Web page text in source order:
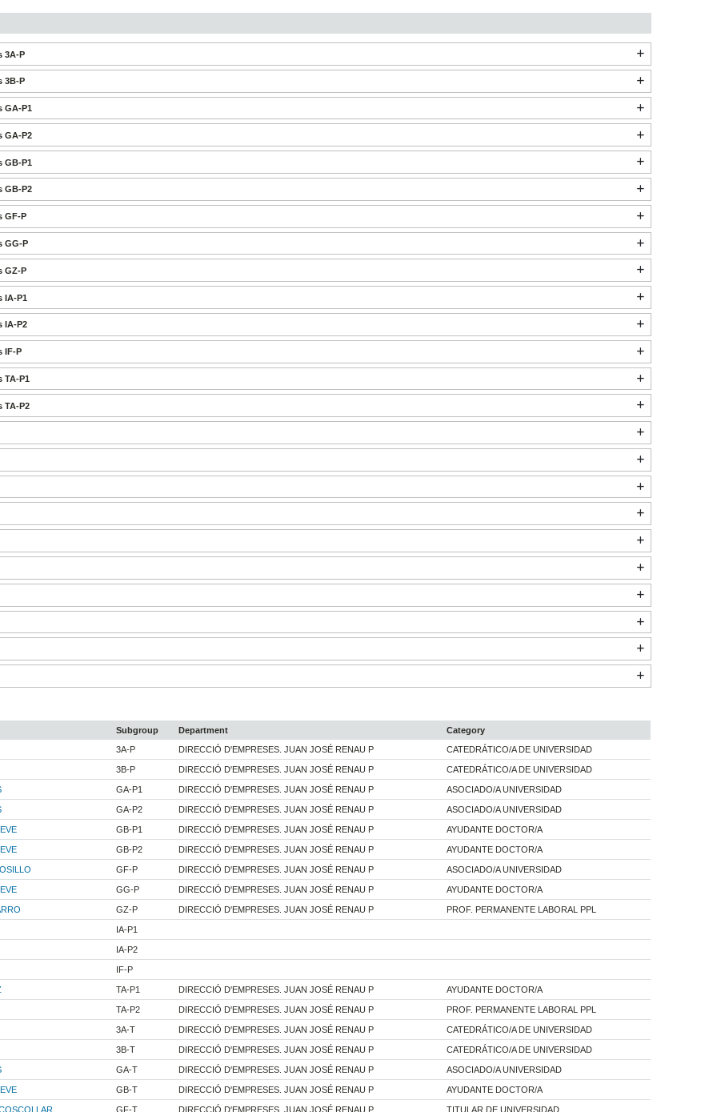
3A-P
3B-P
GA-P1
GA-P2
GB-P1
GB-P2
GF-P
GG-P
GZ-P
IA-P1
IA-P2
IF-P
TA-P1
TA-P2
Subgroup Department
Category
3A-P DIRECCIÓ D'EMPRESES. JUAN JOSÉ RENAU P CATEDRÁTICO/A DE UNIVERSIDAD
3B-P DIRECCIÓ D'EMPRESES. JUAN JOSÉ RENAU P CATEDRÁTICO/A DE UNIVERSIDAD
GA-P1 DIRECCIÓ D'EMPRESES. JUAN JOSÉ RENAU P ASOCIADO/A UNIVERSIDAD
GA-P2 DIRECCIÓ D'EMPRESES. JUAN JOSÉ RENAU P ASOCIADO/A UNIVERSIDAD
GB-P1 DIRECCIÓ D'EMPRESES. JUAN JOSÉ RENAU P AYUDANTE DOCTOR/A
GB-P2 DIRECCIÓ D'EMPRESES. JUAN JOSÉ RENAU P AYUDANTE DOCTOR/A
GF-P DIRECCIÓ D'EMPRESES. JUAN JOSÉ RENAU P ASOCIADO/A UNIVERSIDAD
GG-P DIRECCIÓ D'EMPRESES. JUAN JOSÉ RENAU P AYUDANTE DOCTOR/A
GZ-P DIRECCIÓ D'EMPRESES. JUAN JOSÉ RENAU P PROF. PERMANENTE LABORAL PPL
IA-P1
IA-P2
IF-P
TA-P1 DIRECCIÓ D'EMPRESES. JUAN JOSÉ RENAU P AYUDANTE DOCTOR/A
TA-P2 DIRECCIÓ D'EMPRESES. JUAN JOSÉ RENAU P PROF. PERMANENTE LABORAL PPL
3A-T DIRECCIÓ D'EMPRESES. JUAN JOSÉ RENAU P CATEDRÁTICO/A DE UNIVERSIDAD
3B-T DIRECCIÓ D'EMPRESES. JUAN JOSÉ RENAU P CATEDRÁTICO/A DE UNIVERSIDAD
GA-T DIRECCIÓ D'EMPRESES. JUAN JOSÉ RENAU P ASOCIADO/A UNIVERSIDAD
GB-T DIRECCIÓ D'EMPRESES. JUAN JOSÉ RENAU P AYUDANTE DOCTOR/A
GF-T DIRECCIÓ D'EMPRESES. JUAN JOSÉ RENAU P TITULAR DE UNIVERSIDAD